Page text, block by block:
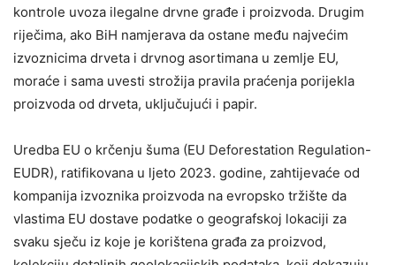
kontrole uvoza ilegalne drvne građe i proizvoda. Drugim
riječima, ako BiH namjerava da ostane među najvećim
izvoznicima drveta i drvnog asortimana u zemlje EU,
moraće i sama uvesti strožija pravila praćenja porijekla
proizvoda od drveta, uključujući i papir.
Uredba EU o krčenju šuma (EU Deforestation Regulation-
EUDR), ratifikovana u ljeto 2023. godine, zahtijevaće od
kompanija izvoznika proizvoda na evropsko tržište da
vlastima EU dostave podatke o geografskoj lokaciji za
svaku sječu iz koje je korištena građa za proizvod,